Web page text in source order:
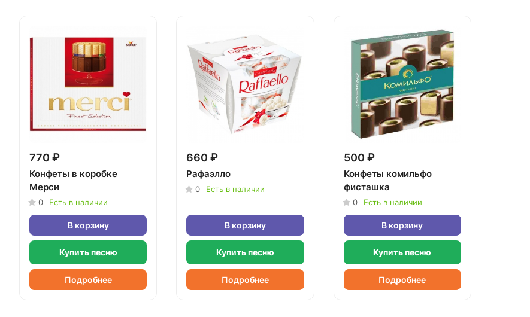
770 ₽
Конфеты в коробке
Мерси
0 Есть в наличии
В корзину
Купить песню
Подробнее
660 ₽
Рафаэлло
0 Есть в наличии
В корзину
Купить песню
Подробнее
500 ₽
Конфеты комильфо
фисташка
0 Есть в наличии
В корзину
Купить песню
Подробнее